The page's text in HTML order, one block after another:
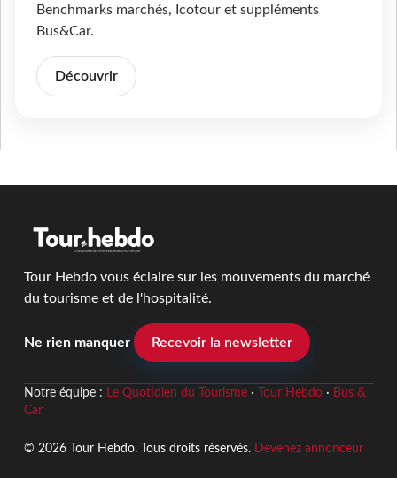
Benchmarks marchés, Icotour et suppléments
Bus&Car.
Découvrir
Tour Hebdo vous éclaire sur les mouvements du marché
du tourisme et de l'hospitalité.
Ne rien manquer Recevoir la newsletter
Notre équipe : Le Quotidien du Tourisme· Tour Hebdo· Bus &
Car
© 2026 Tour Hebdo. Tous droits réservés. Devenez annonceur